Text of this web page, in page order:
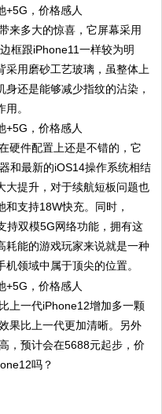
来多大的惊喜，它屏幕采用
框跟iPhone11一样较为明
采用磨砂工艺玻璃，虽整体上
还是能够减少指纹的沾染，
。
硬件配置上还是不错的，它
和最新的iOS14操作系统相结
大提升，对于续航短板问题也
支持18W快充。同时，
持双模5G网络功能，拥有这
耗能的游戏玩家来说就是一种
领域中属于顶尖的位置。
上一代iPhone12增加多一颗
果比上一代更加清晰。另外
，预计会在5688元起步，价
吗？